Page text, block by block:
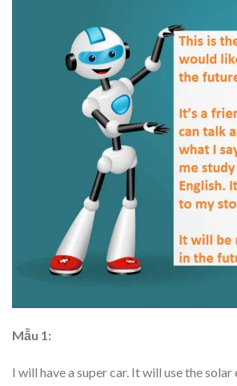
Mẫu 1:
I will have a super car. It will use the solar